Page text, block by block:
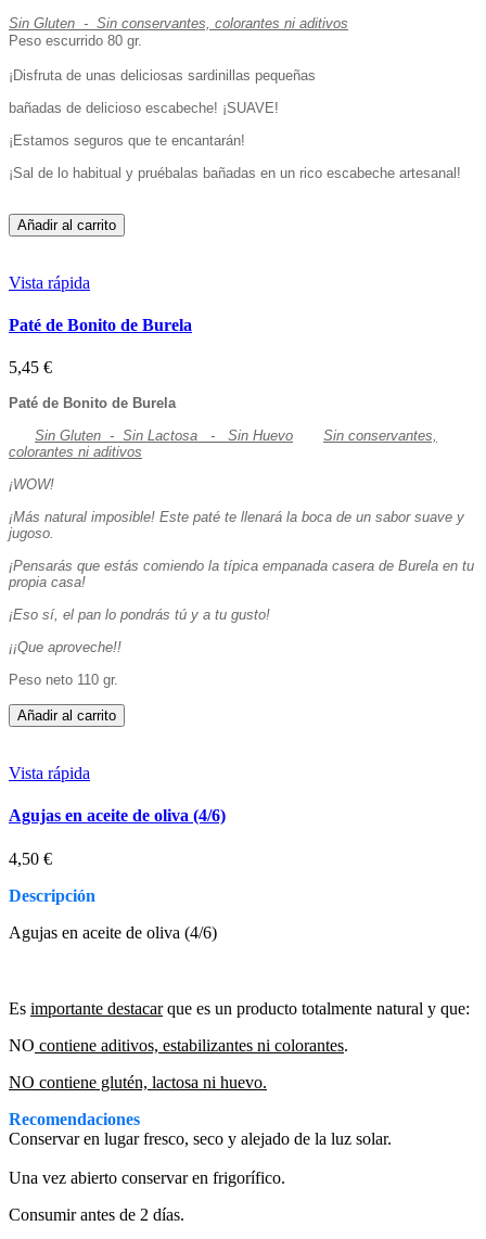
Sin Gluten - Sin conservantes, colorantes ni aditivos
Peso escurrido 80 gr.
¡Disfruta de unas deliciosas sardinillas pequeñas
bañadas de delicioso escabeche! ¡SUAVE!
¡Estamos seguros que te encantarán!
¡Sal de lo habitual y pruébalas bañadas en un rico escabeche artesanal!
Añadir al carrito
Vista rápida
Paté de Bonito de Burela
5,45 €
Paté de Bonito de Burela
Sin Gluten - Sin Lactosa - Sin Huevo
Sin conservantes,
colorantes ni aditivos
¡WOW!
¡Más natural imposible! Este paté te llenará la boca de un sabor suave y
jugoso.
¡Pensarás que estás comiendo la típica empanada casera de Burela en tu
propia casa!
¡Eso sí, el pan lo pondrás tú y a tu gusto!
¡¡Que aproveche!!
Peso neto 110 gr.
Añadir al carrito
Vista rápida
Agujas en aceite de oliva (4/6)
4,50 €
Descripción
Agujas en aceite de oliva (4/6)
Es importante destacarque es un producto totalmente natural y que:
NO contiene aditivos, estabilizantes ni colorantes.
NO contiene glutén, lactosa ni huevo.
Recomendaciones
Conservar en lugar fresco, seco y alejado de la luz solar.
Una vez abierto conservar en frigorífico.
Consumir antes de 2 días.